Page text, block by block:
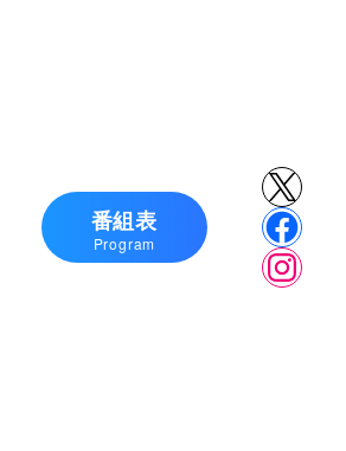
X
番組表
Program